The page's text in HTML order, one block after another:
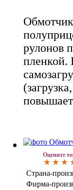
рулонов
пленкой.
повышает
Оцените
Страна-
Фирма-